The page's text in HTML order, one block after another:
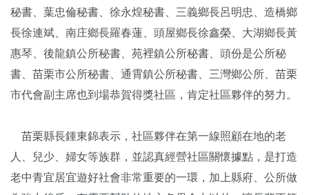
秘書、葉忠倫秘書、徐永煌秘書、三義鄉長呂明忠、造橋鄉
長徐連斌、南庄鄉長羅春蓮、頭屋鄉長徐鑫榮、大湖鄉長黃
惠琴、後龍鎮公所秘書、苑裡鎮公所秘書、頭份是公所秘
書、苗栗市公所秘書、通霄鎮公所秘書、三灣鄉公所、苗栗
市代會副主席也到場恭賀得獎社區，肯定社區夥伴的努力。
苗栗縣長鍾東錦表示，社區夥伴在第一線照顧在地的老
人、兒少、婦女等族群，並認真經營社區關懷據點，是打造
老中青宜居宜遊好社會非常重要的一環，加上縣府、公所做